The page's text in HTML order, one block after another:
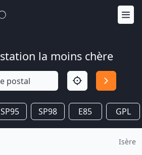
la moins chère
SP95 SP98 E85 GPL
Isère